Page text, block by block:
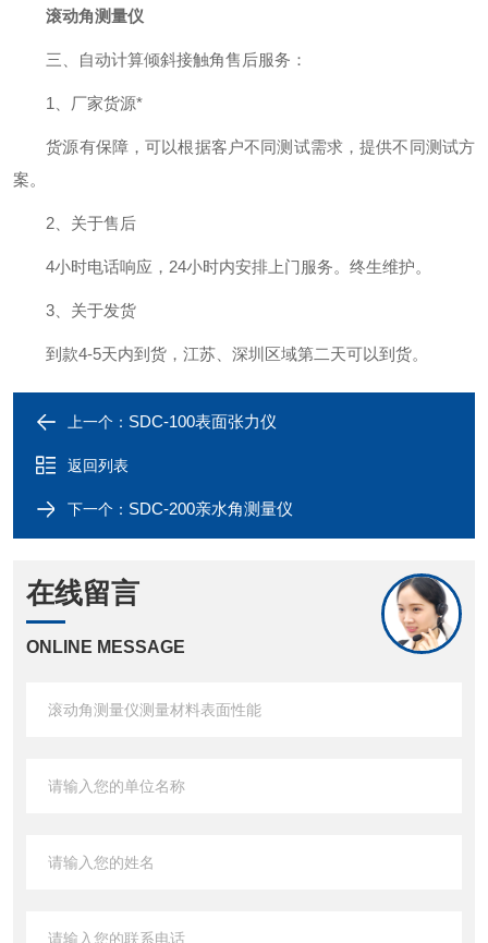
滚动角测量仪
三、自动计算倾斜接触角售后服务：
1、厂家货源*
货源有保障，可以根据客户不同测试需求，提供不同测试方
案。
2、关于售后
4小时电话响应，24小时内安排上门服务。终生维护。
3、关于发货
到款4-5天内到货，江苏、深圳区域第二天可以到货。
上一个： SDC-100表面张力仪
返回列表
下一个： SDC-200亲水角测量仪
在线留言
ONLINE MESSAGE